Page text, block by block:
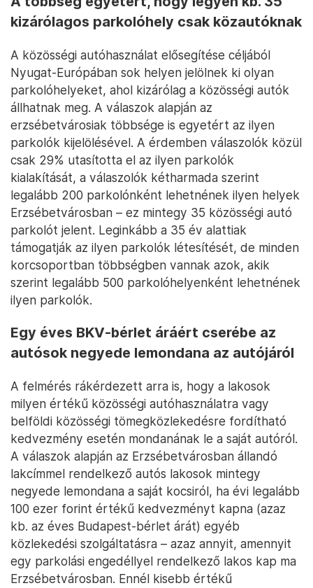
kizárólagos parkolóhely csak közautóknak
A közösségi autóhasználat elősegítése céljából
Nyugat-Európában sok helyen jelölnek ki olyan
parkolóhelyeket, ahol kizárólag a közösségi autók
állhatnak meg. A válaszok alapján az
erzsébetvárosiak többsége is egyetért az ilyen
parkolók kijelölésével. A érdemben válaszolók közül
csak 29% utasította el az ilyen parkolók
kialakítását, a válaszolók kétharmada szerint
legalább 200 parkolónként lehetnének ilyen helyek
Erzsébetvárosban – ez mintegy 35 közösségi autó
parkolót jelent. Leginkább a 35 év alattiak
támogatják az ilyen parkolók létesítését, de minden
korcsoportban többségben vannak azok, akik
szerint legalább 500 parkolóhelyenként lehetnének
ilyen parkolók.
Egy éves BKV-bérlet áráért cserébe az
autósok negyede lemondana az autójáról
A felmérés rákérdezett arra is, hogy a lakosok
milyen értékű közösségi autóhasználatra vagy
belföldi közösségi tömegközlekedésre fordítható
kedvezmény esetén mondanának le a saját autóról.
A válaszok alapján az Erzsébetvárosban állandó
lakcímmel rendelkező autós lakosok mintegy
negyede lemondana a saját kocsiról, ha évi legalább
100 ezer forint értékű kedvezményt kapna (azaz
kb. az éves Budapest-bérlet árát) egyéb
közlekedési szolgáltatásra – azaz annyit, amennyit
egy parkolási engedéllyel rendelkező lakos kap ma
Erzsébetvárosban. Ennél kisebb értékű